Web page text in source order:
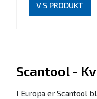
VIS PRODUKT
Scantool -
I Europa er Scantool